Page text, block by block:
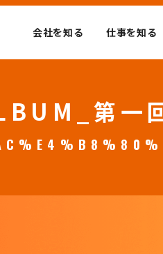
会社を知る 仕事を知る
第一